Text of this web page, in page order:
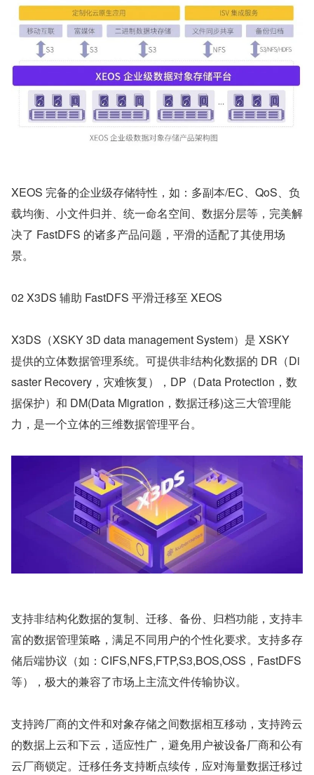
XEOS 完备的企业级存储特性，如：多副本/EC、QoS、负
载均衡、小文件归并、统一命名空间、数据分层等，完美解
决了 FastDFS 的诸多产品问题，平滑的适配了其使用场
景。
02 X3DS 辅助 FastDFS 平滑迁移至 XEOS
X3DS（XSKY 3D data management System）是 XSKY
提供的立体数据管理系统。可提供非结构化数据的 DR（Di
saster Recovery，灾难恢复），DP（Data Protection，数
据保护）和 DM(Data Migration，数据迁移)这三大管理能
力，是一个立体的三维数据管理平台。
支持非结构化数据的复制、迁移、备份、归档功能，支持丰
富的数据管理策略，满足不同用户的个性化要求。支持多存
储后端协议（如：CIFS,NFS,FTP,S3,BOS,OSS，FastDFS
等），极大的兼容了市场上主流文件传输协议。
支持跨厂商的文件和对象存储之间数据相互移动，支持跨云
的数据上云和下云，适应性广，避免用户被设备厂商和公有
云厂商锁定。迁移任务支持断点续传，应对海量数据迁移过